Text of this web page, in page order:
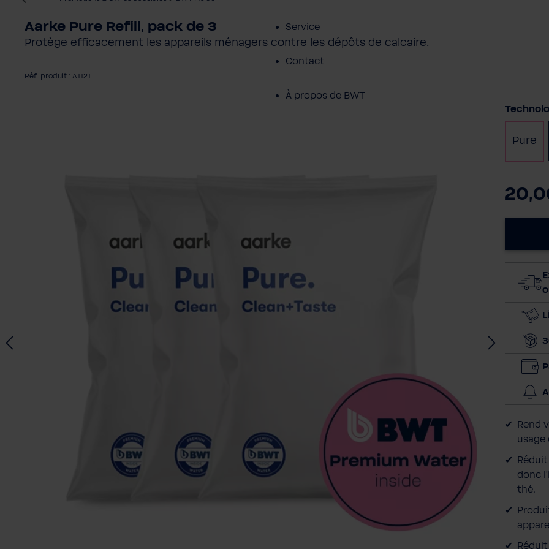
Service
Contact
À propos de BWT
Aarke Pure Refill, pack de 3
Protège efficacement les appareils ménagers contre les dépôts de calcaire.
Réf. produit : A1121
Pure
Rend
usage
donc
thé.